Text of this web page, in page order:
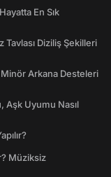
En Sık
Tavlası Diziliş Şekilleri
Minör Arkana Desteleri
Aşk Uyumu Nasıl
Müziksiz